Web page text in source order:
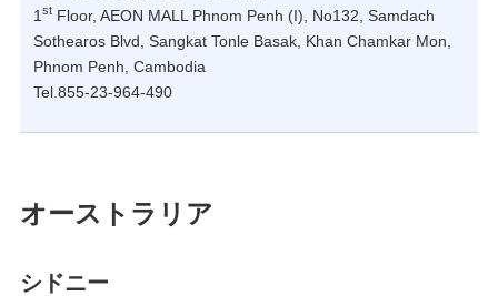
1 stFloor, AEON MALL Phnom Penh (I), No132, Samdach
Sothearos Blvd, Sangkat Tonle Basak, Khan Chamkar Mon,
Phnom Penh, Cambodia
Tel.855-23-964-490
オーストラリア
シドニー